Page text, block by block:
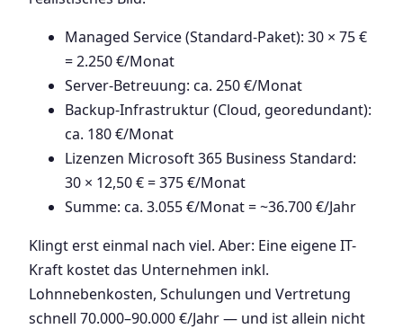
Managed Service (Standard-Paket): 30 × 75 €
= 2.250 €/Monat
Server-Betreuung: ca. 250 €/Monat
Backup-Infrastruktur (Cloud, georedundant):
ca. 180 €/Monat
Lizenzen Microsoft 365 Business Standard:
30 × 12,50 € = 375 €/Monat
Summe: ca. 3.055 €/Monat = ~36.700 €/Jahr
Klingt erst einmal nach viel. Aber: Eine eigene IT-
Kraft kostet das Unternehmen inkl.
Lohnnebenkosten, Schulungen und Vertretung
schnell 70.000–90.000 €/Jahr — und ist allein nicht